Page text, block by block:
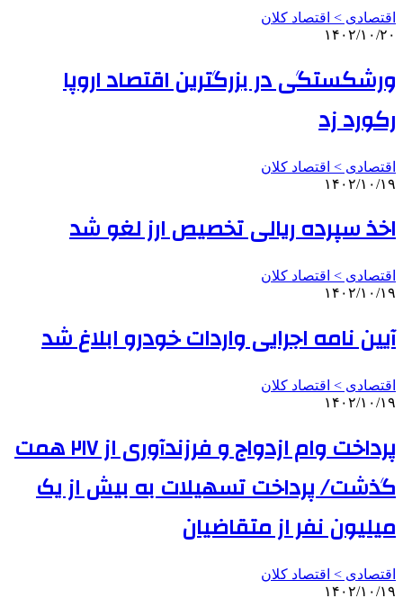
اقتصادی > اقتصاد کلان
۱۴۰۲/۱۰/۲۰
ورشکستگی در بزرگترین اقتصاد اروپا
رکورد زد
اقتصادی > اقتصاد کلان
۱۴۰۲/۱۰/۱۹
اخذ سپرده ریالی تخصیص ارز لغو شد
اقتصادی > اقتصاد کلان
۱۴۰۲/۱۰/۱۹
آیین نامه اجرایی واردات خودرو ابلاغ شد
اقتصادی > اقتصاد کلان
۱۴۰۲/۱۰/۱۹
پرداخت وام ازدواج و فرزندآوری از ۲۱۷ همت
گذشت/ پرداخت تسهیلات به بیش از یک
میلیون نفر از متقاضیان
اقتصادی > اقتصاد کلان
۱۴۰۲/۱۰/۱۹